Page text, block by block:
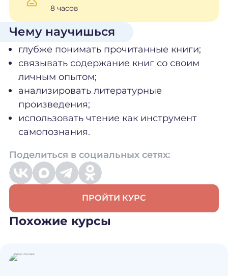
8 часов
Чему научишься
глубже понимать прочитанные книги;
связывать содержание книг со своим
личным опытом;
анализировать литературные
произведения;
использовать чтение как инструмент
самопознания.
Поделиться в социальных сетях:
ПРОЙТИ КУРС
Похожие курсы